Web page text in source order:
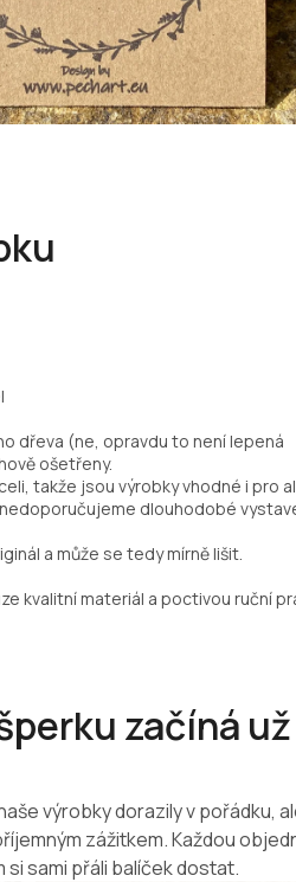
dřeva (ne, opravdu to není lepená
ošetřeny.
takže jsou výrobky vhodné i pro
dlouhodobé
a může se tedy mírně lišit.
kvalitní materiál a poctivou ruční
začíná
výrobky dorazily v pořádku,
zážitkem. Každou
sami přáli balíček dostat.